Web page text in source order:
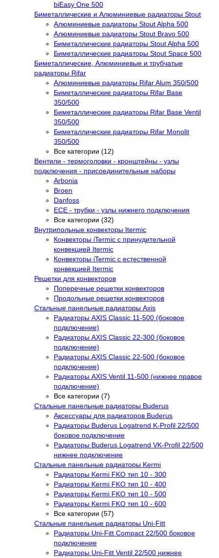
biEasy One 500
Биметаллические и Алюминиевые радиаторы Stout
Алюминиевые радиаторы Stout Alpha 500
Алюминиевые радиаторы Stout Bravo 500
Биметаллические радиаторы Stout Alpha 500
Биметаллические радиаторы Stout Space 500
Биметаллические, Алюминиевые и трубчатые
радиаторы Rifar
Алюминиевые радиаторы Rifar Alum 350/500
Биметаллические радиаторы Rifar Base
350/500
Биметаллические радиаторы Rifar Base Ventil
350/500
Биметаллические радиаторы Rifar Monolit
350/500
Все категории (12)
Вентили - термоголовки - кронштейны - узлы
подключения - присоединительные наборы
Arbonia
Broen
Danfoss
ECE - трубки - узлы нижнего подключения
Все категории (32)
Внутрипольные конвекторы Itermic
Конвекторы iTermic c принудительной
конвекцией Itermic
Конвекторы iTermic с естественной
конвекцией Itermic
Решетки для конвекторов
Поперечные решетки конвекторов
Продольные решетки конвекторов
Стальные панельные радиаторы Axis
Радиаторы AXIS Classic 11-500 (боковое
подключение)
Радиаторы AXIS Classic 22-300 (боковое
подключение)
Радиаторы AXIS Classic 22-500 (боковое
подключение)
Радиаторы AXIS Ventil 11-500 (нижнее правое
подключение)
Все категории (7)
Стальные панельные радиаторы Buderus
Аксессуары для радиаторов Buderus
Радиаторы Buderus Logatrend K-Profil 22/500
боковое подключение
Радиаторы Buderus Logatrend VK-Profil 22/500
нижнее подключение
Стальные панельные радиаторы Kermi
Радиаторы Kermi FKO тип 10 - 300
Радиаторы Kermi FKO тип 10 - 400
Радиаторы Kermi FKO тип 10 - 500
Радиаторы Kermi FKO тип 10 - 600
Все категории (57)
Стальные панельные радиаторы Uni-Fitt
Радиаторы Uni-Fitt Compact 22/500 боковое
подключение
Радиаторы Uni-Fitt Ventil 22/500 нижнее